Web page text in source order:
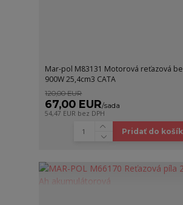
Mar-pol M83131 Motorová reťazová
900W 25,4cm3 CATA
120,00 EUR
67,00 EUR/sada
54,47 EUR bez DPH
Pridať do